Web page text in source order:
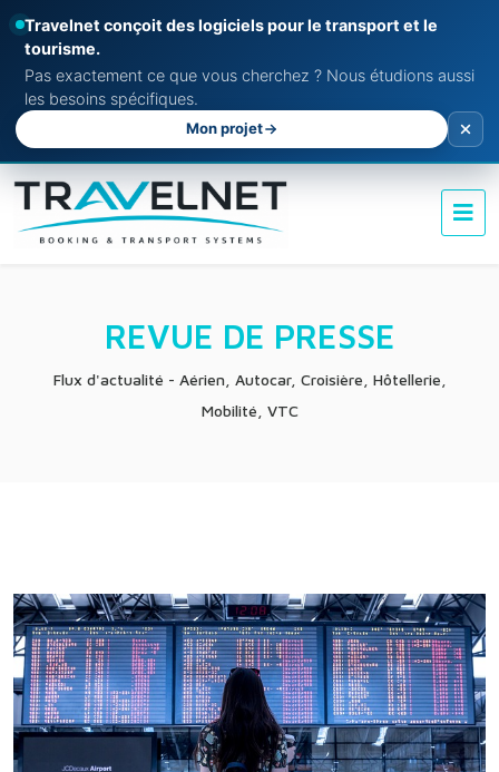
Travelnet conçoit des logiciels pour le transport et le
tourisme.
Pas exactement ce que vous cherchez ? Nous étudions aussi
les besoins spécifiques.
Mon projet
REVUE DE PRESSE
Flux d'actualité - Aérien, Autocar, Croisière, Hôtellerie,
Mobilité, VTC